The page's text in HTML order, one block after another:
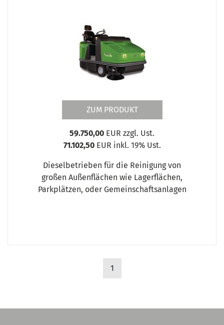
ZUM PRODUKT
59.750,00 EUR zzgl. Ust.
71.102,50EUR inkl. 19% Ust.
Dieselbetrieben für die Reinigung von
großen Außenflächen wie Lagerflächen,
Parkplätzen, oder Gemeinschaftsanlagen
1